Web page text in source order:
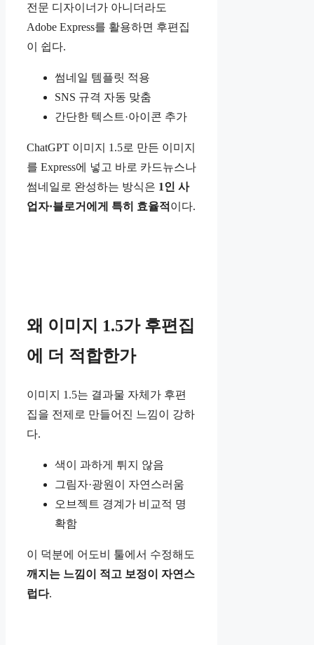
전문 디자이너가 아니더라도
Adobe Express를 활용하면 후편집
이 쉽다.
썸네일 템플릿 적용
SNS 규격 자동 맞춤
간단한 텍스트·아이콘 추가
ChatGPT 이미지 1.5로 만든 이미지
를 Express에 넣고 바로 카드뉴스나
썸네일로 완성하는 방식은 1인 사
업자·블로거에게 특히 효율적 이다.
왜 이미지 1.5가 후편집
에 더 적합한가
이미지 1.5는 결과물 자체가 후편
집을 전제로 만들어진 느낌이 강하
다.
색이 과하게 튀지 않음
그림자·광원이 자연스러움
오브젝트 경계가 비교적 명
확함
이 덕분에 어도비 툴에서 수정해도
깨지는 느낌이 적고 보정이 자연스
럽다.